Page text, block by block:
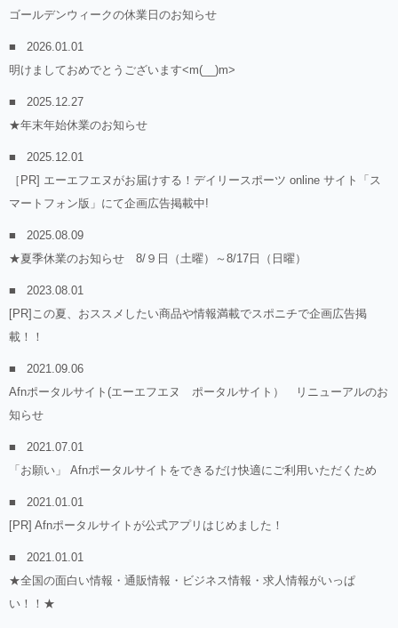
ゴールデンウィークの休業日のお知らせ
2026.01.01
明けましておめでとうございます<m(__)m>
2025.12.27
★年末年始休業のお知らせ
2025.12.01
［PR] エーエフエヌがお届けする！デイリースポーツ online サイト「ス
マートフォン版」にて企画広告掲載中!
2025.08.09
★夏季休業のお知らせ 8/９日（土曜）～8/17日（日曜）
2023.08.01
[PR]この夏、おススメしたい商品や情報満載でスポニチで企画広告掲
載！！
2021.09.06
Afnポータルサイト(エーエフエヌ ポータルサイト） リニューアルのお
知らせ
2021.07.01
「お願い」 Afnポータルサイトをできるだけ快適にご利用いただくため
2021.01.01
[PR] Afnポータルサイトが公式アプリはじめました！
2021.01.01
★全国の面白い情報・通販情報・ビジネス情報・求人情報がいっぱ
い！！★